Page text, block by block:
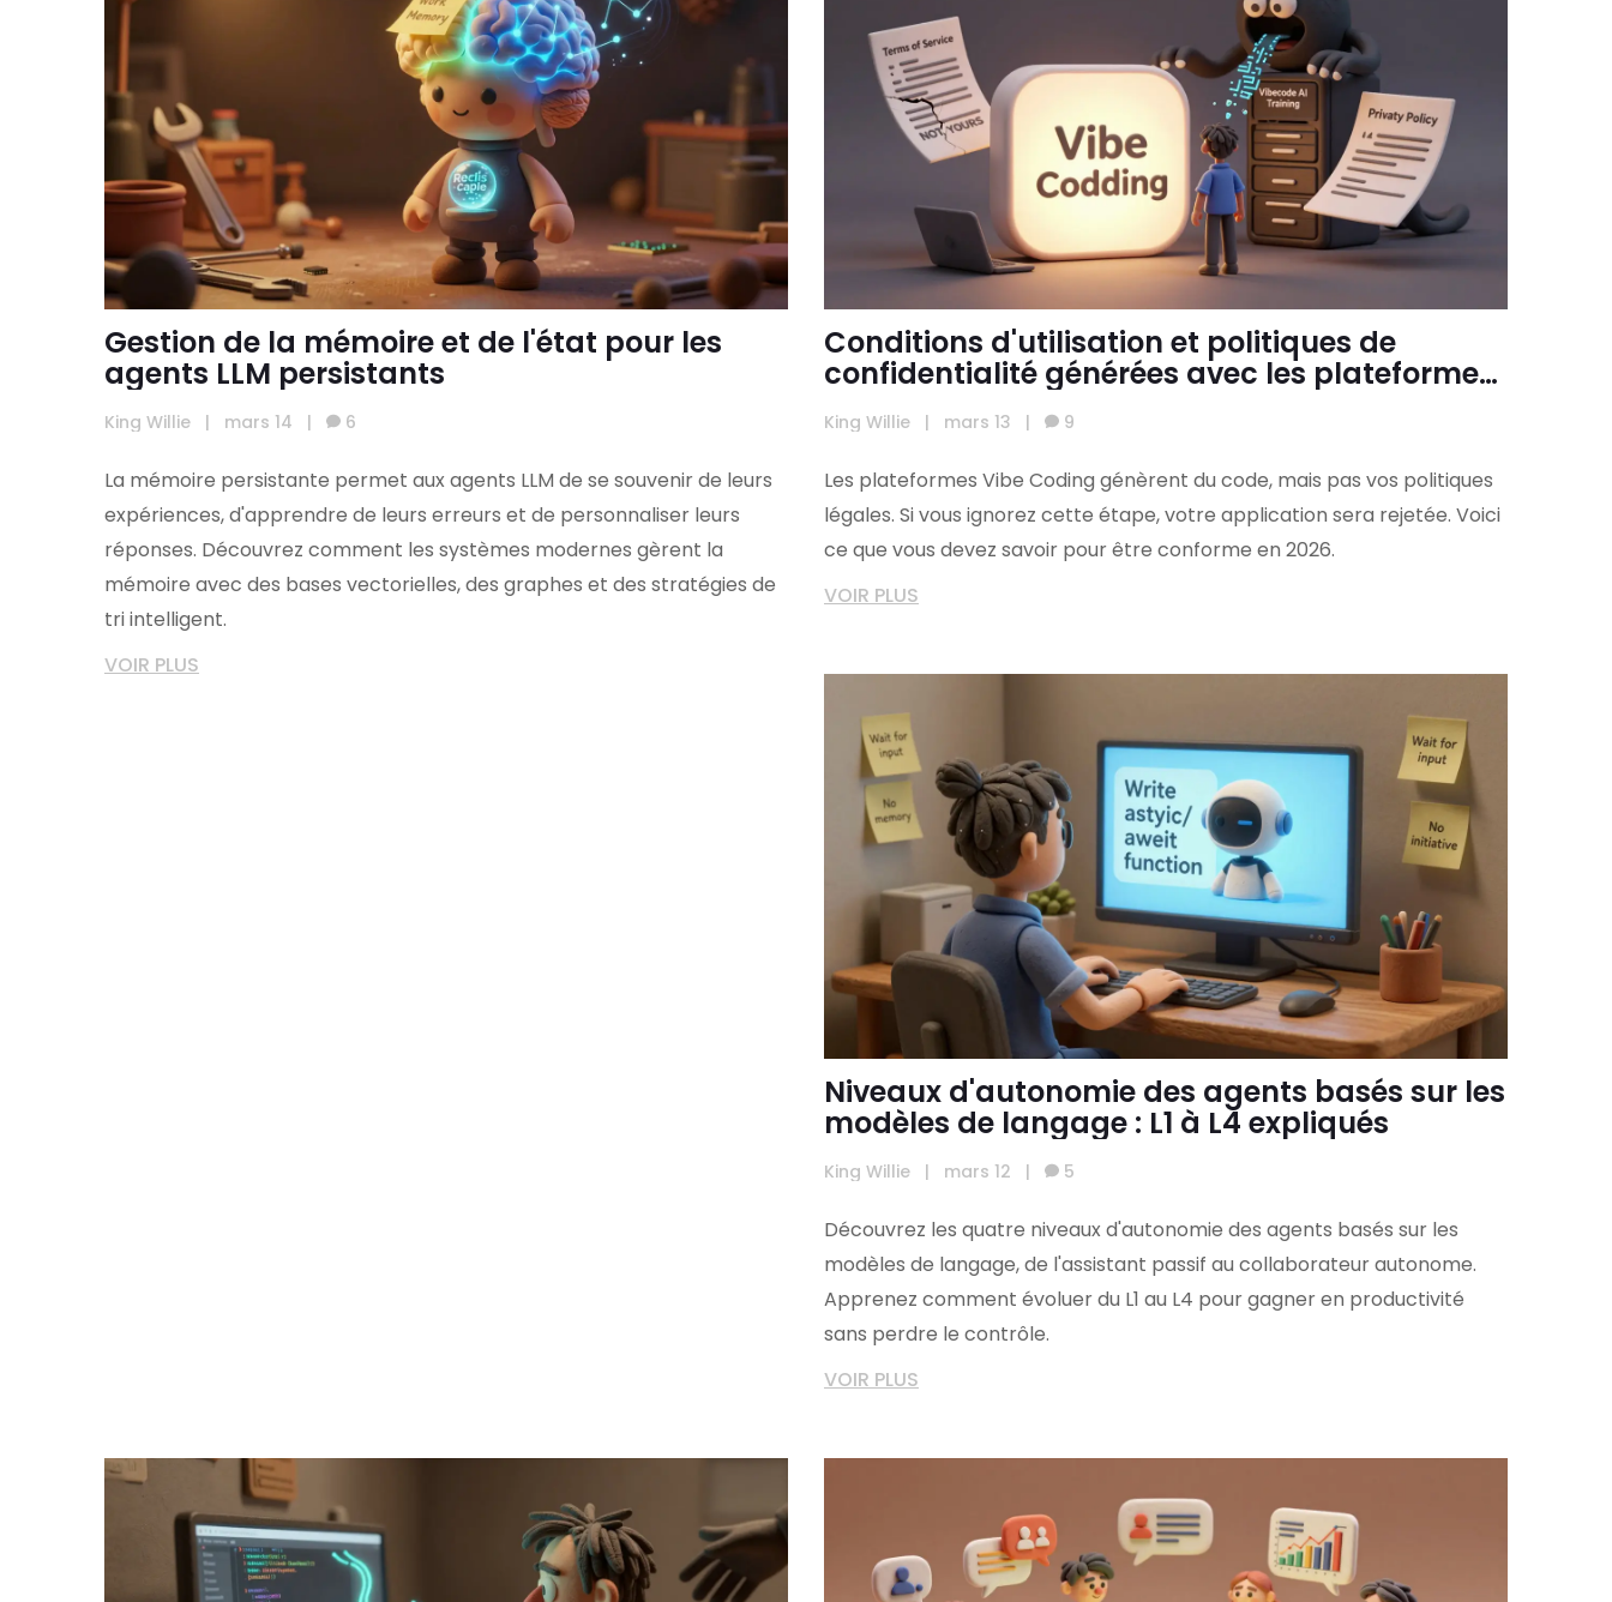
Gestion de la mémoire et de l'état pour les
agents LLM persistants
King Willie | mars 14 | 6
La mémoire persistante permet aux agents LLM de se souvenir de leurs
expériences, d'apprendre de leurs erreurs et de personnaliser leurs
réponses. Découvrez comment les systèmes modernes gèrent la
mémoire avec des bases vectorielles, des graphes et des stratégies de
tri intelligent.
VOIR PLUS
Conditions d'utilisation et politiques de
confidentialité générées avec les plateformes
Vibe Coding
King Willie | mars 13 | 9
Les plateformes Vibe Coding génèrent du code, mais pas vos politiques
légales. Si vous ignorez cette étape, votre application sera rejetée. Voici
ce que vous devez savoir pour être conforme en 2026.
VOIR PLUS
Niveaux d'autonomie des agents basés sur les
modèles de langage : L1 à L4 expliqués
King Willie | mars 12 | 5
Découvrez les quatre niveaux d'autonomie des agents basés sur les
modèles de langage, de l'assistant passif au collaborateur autonome.
Apprenez comment évoluer du L1 au L4 pour gagner en productivité
sans perdre le contrôle.
VOIR PLUS